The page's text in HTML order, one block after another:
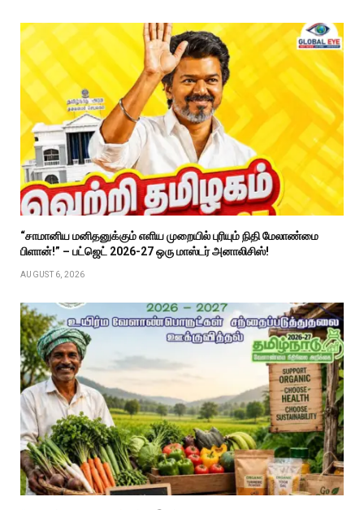
“சாமானிய மனிதனுக்கும் எளிய முறையில் புரியும் நிதி மேலாண்மை
பிளான்!” – பட்ஜெட் 2026-27 ஒரு மாஸ்டர் அனாலிசிஸ்!
AUGUST 6, 2026